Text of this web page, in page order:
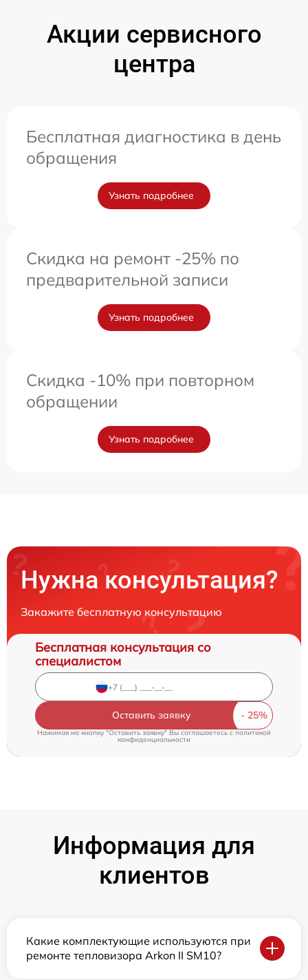
Акции сервисного
центра
Бесплатная диагностика в день
обращения
Узнать подробнее
Скидка на ремонт -25% по
предварительной записи
Узнать подробнее
Скидка -10% при повторном
обращении
Узнать подробнее
Нужна консультация?
Закажите бесплатную консультацию
Бесплатная консультация со
специалистом
Оставить заявку
Нажимая на кнопку "Оставить заявку" Вы соглашаетесь c политикой
конфиденциальности
Информация для
клиентов
Какие комплектующие используются при
ремонте тепловизора Arkon II SM10?